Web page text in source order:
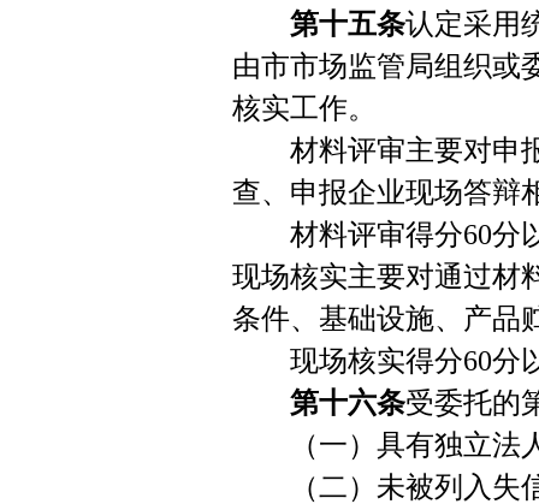
第十五条认定采用
由市市场监管局组织或
核实工作。
材料评审主要对申报
查、申报企业现场答辩
材料评审得分60分以
现场核实主要对通过材
条件、基础设施、产品
现场核实得分60分
第十六条受委托的
（一）具有独立法人
（二）未被列入失信